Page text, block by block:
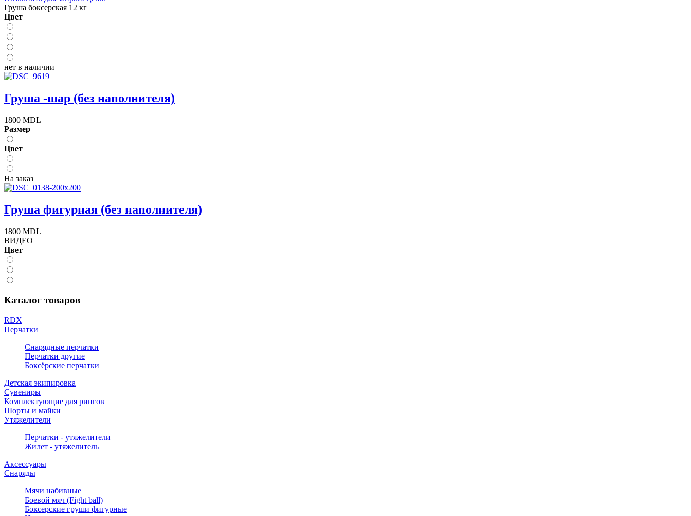
Груша боксерская 12 кг
Цвет
нет в наличии
Груша -шар (без наполнителя)
1800 MDL
Размер
Цвет
На заказ
Груша фигурная (без наполнителя)
1800 MDL
ВИДЕО
Цвет
Каталог товаров
RDX
Перчатки
Снарядные перчатки
Перчатки другие
Боксёрские перчатки
Детская экипировка
Сувениры
Комплектующие для рингов
Шорты и майки
Утяжелители
Перчатки - утяжелители
Жилет - утяжелитель
Аксессуары
Снаряды
Мячи набивные
Боевой мяч (Fight ball)
Боксерские груши фигурные